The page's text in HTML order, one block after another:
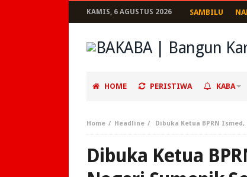
KAMIS, 6 AGUSTUS 2026 SAMBILU
HOME PERISTIWA KABA
Home Headline Dibuka Ketua BPRN
Dibuka Ketua